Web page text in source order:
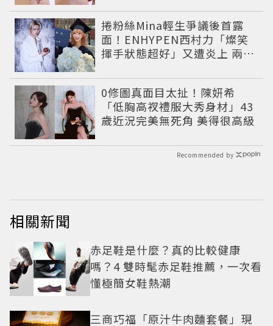
捲粉絲Mina輕生爭議後首露
面！ENHYPEN西村力「燦笑
揮手狀態超好」又遭炎上 兩派
0修圖真面目太扯！陳妍希
「低胸高衩禮服大秀身材」43
歲近況完美無死角 美得很高級
Recommended by
相關新聞
赤足鞋是什麼？真的比較健康
嗎？4 雙時髦赤足鞋推薦，一次看
懂極簡女鞋熱潮
三商巧福「原汁牛肉麵套餐」現